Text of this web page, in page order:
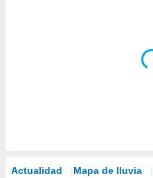
Actualidad Mapa de lluvia